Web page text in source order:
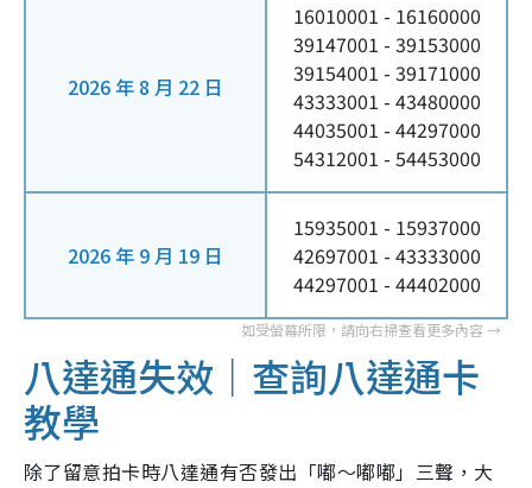
2026 年 8 月 22 日
16010001 - 16160000
39147001 - 39153000
39154001 - 39171000
43333001 - 43480000
44035001 - 44297000
54312001 - 54453000
2026 年 9 月 19 日
15935001 - 15937000
42697001 - 43333000
44297001 - 44402000
八達通失效｜查詢八達通卡
教學
除了留意拍卡時八達通有否發出「嘟～嘟嘟」三聲，大